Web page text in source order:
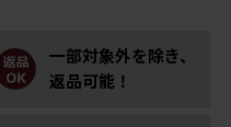
一部対象外を除き、
返品可能！